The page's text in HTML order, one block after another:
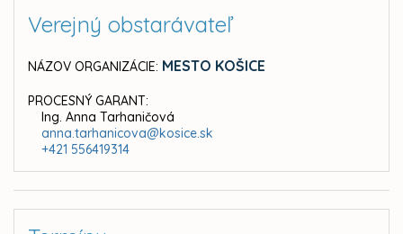
Verejný obstarávateľ
NÁZOV ORGANIZÁCIE: MESTO KOŠICE
PROCESNÝ GARANT:
Ing. Anna Tarhaničová
anna.tarhanicova@kosice.sk
+421 556419314